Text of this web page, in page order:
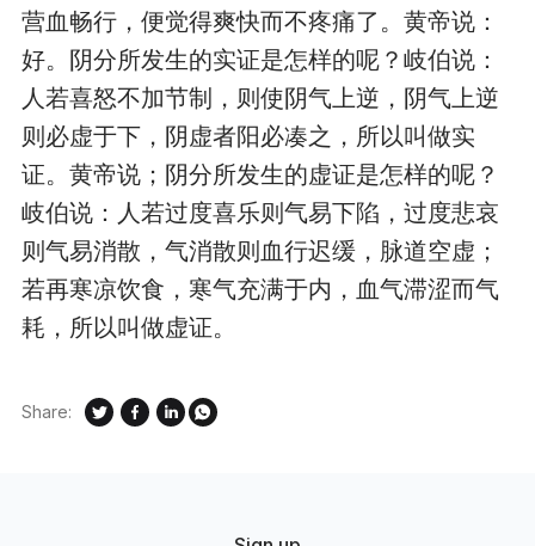
营血畅行，便觉得爽快而不疼痛了。黄帝说：
好。阴分所发生的实证是怎样的呢？岐伯说：
人若喜怒不加节制，则使阴气上逆，阴气上逆
则必虚于下，阴虚者阳必凑之，所以叫做实
证。黄帝说；阴分所发生的虚证是怎样的呢？
岐伯说：人若过度喜乐则气易下陷，过度悲哀
则气易消散，气消散则血行迟缓，脉道空虚；
若再寒凉饮食，寒气充满于内，血气滞涩而气
耗，所以叫做虚证。
Share: